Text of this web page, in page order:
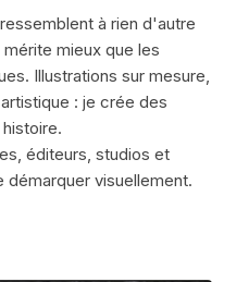
à rien d'autre
mieux que les
Illustrations sur mesure,
: je crée des
éditeurs, studios et
visuellement.